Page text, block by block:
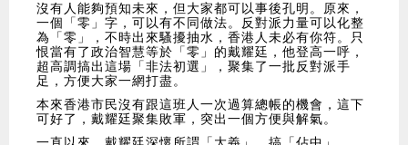
沒有人能夠預知未來，但大家都可以事後孔明。原來，
一個「零」字，可以有不同做法。反對派力量可以化整
為「零」，不時出來騷擾抽水，香港人未必有你符。只
恨當有了政治智慧等於「零」的戴耀廷，他登高一呼，
超高調搞出這場「非法初選」，聚集了一批反對派手
足，方便大家一網打盡。
本來香港市民沒有跟這班人一次過算總帳的機會，這下
可好了，戴耀廷聚集敗軍，突出一個方便與解氣。